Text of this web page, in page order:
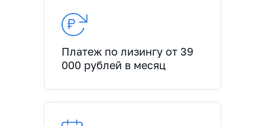
Платеж по лизингу от 39
000 рублей в месяц